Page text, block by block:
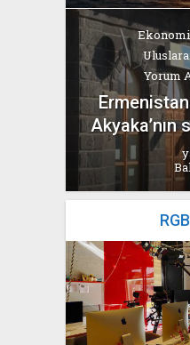
Ekonomi
Yorum
Ermenistan